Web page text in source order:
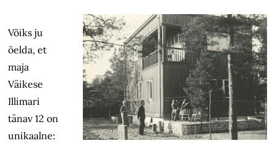
Võiks ju
öelda, et
maja
Väikese
Illimari
tänav 12 on
unikaalne: